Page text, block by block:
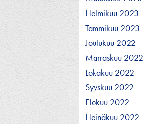
Helmikuu 2023
Tammikuu 2023
Joulukuu 2022
Marraskuu 2022
Lokakuu 2022
Syyskuu 2022
Elokuu 2022
Heinäkuu 2022